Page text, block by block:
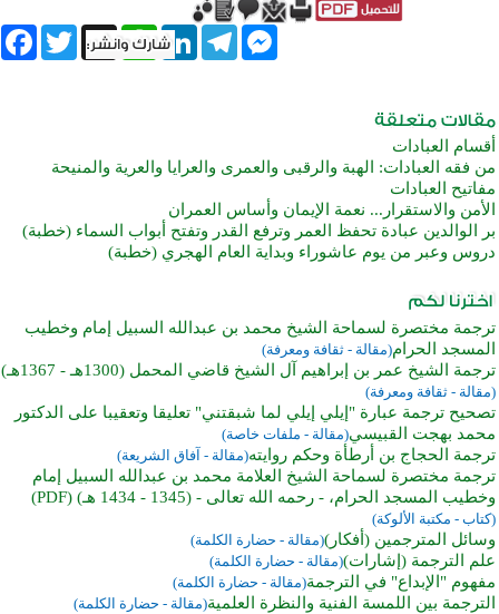
Twitter X
WhatsAppLinkedInTelegram
Messenger
أقسام العبادات
من فقه العبادات: الهبة والرقبى والعمرى والعرايا والعرية والمنيحة
مفاتيح العبادات
الأمن والاستقرار... نعمة الإيمان وأساس العمران
بر الوالدين عبادة تحفظ العمر وترفع القدر وتفتح أبواب السماء (خطبة)
دروس وعبر من يوم عاشوراء وبداية العام الهجري (خطبة)
ترجمة مختصرة لسماحة الشيخ محمد بن عبدالله السبيل إمام وخطيب
المسجد الحرام(مقالة - ثقافة ومعرفة)
ترجمة الشيخ عمر بن إبراهيم آل الشيخ قاضي المحمل (1300هـ - 1367هـ)
(مقالة - ثقافة ومعرفة)
تصحيح ترجمة عبارة "إيلي إيلي لما شبقتني" تعليقا وتعقيبا على الدكتور
محمد بهجت القبيسي(مقالة - ملفات خاصة)
ترجمة الحجاج بن أرطأة وحكم روايته(مقالة - آفاق الشريعة)
ترجمة مختصرة لسماحة الشيخ العلامة محمد بن عبدالله السبيل إمام
وخطيب المسجد الحرام، - رحمه الله تعالى - (1345 - 1434 هـ) (PDF)
(كتاب - مكتبة الألوكة)
وسائل المترجمين (أفكار)(مقالة - حضارة الكلمة)
علم الترجمة (إشارات)(مقالة - حضارة الكلمة)
مفهوم "الإبداع" في الترجمة(مقالة - حضارة الكلمة)
الترجمة بين اللمسة الفنية والنظرة العلمية(مقالة - حضارة الكلمة)